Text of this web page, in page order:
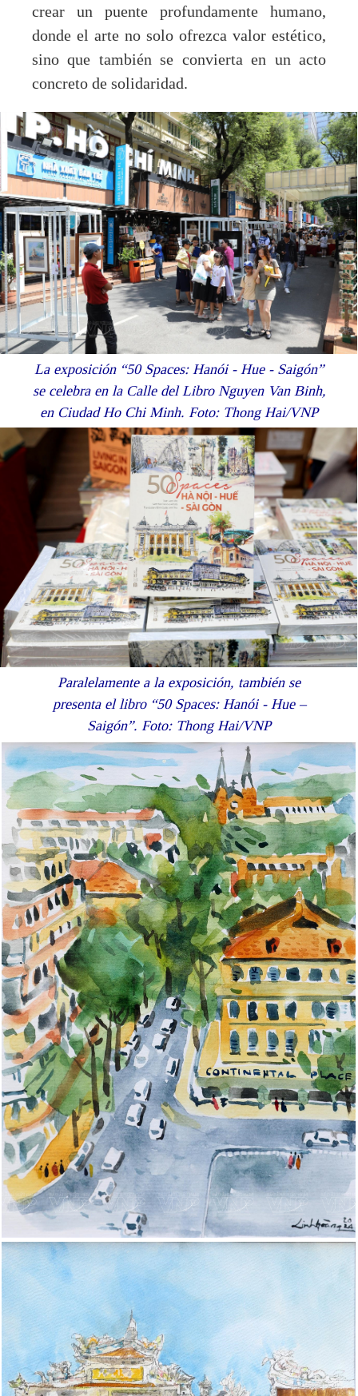
crear un puente profundamente humano,
donde el arte no solo ofrezca valor estético,
sino que también se convierta en un acto
concreto de solidaridad.
La exposición “50 Spaces: Hanói - Hue - Saigón”
se celebra en la Calle del Libro Nguyen Van Binh,
en Ciudad Ho Chi Minh. Foto: Thong Hai/VNP
Paralelamente a la exposición, también se
presenta el libro “50 Spaces: Hanói - Hue –
Saigón”. Foto: Thong Hai/VNP